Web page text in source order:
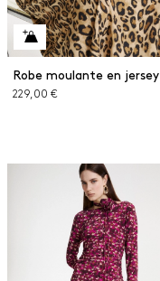
Robe moulante en jersey
229,00 €